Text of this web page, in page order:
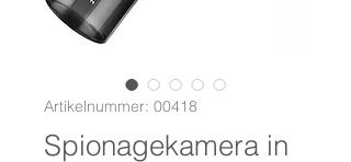
Artikelnummer: 00418
Spionagekamera in